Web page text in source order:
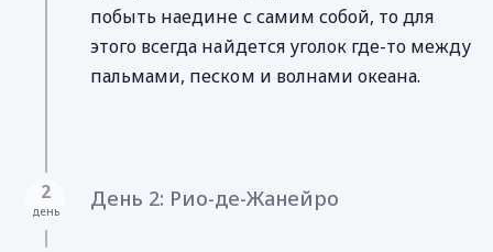
побыть наедине с самим собой, то для
этого всегда найдется уголок где-то между
пальмами, песком и волнами океана.
2
день День 2: Рио-де-Жанейро